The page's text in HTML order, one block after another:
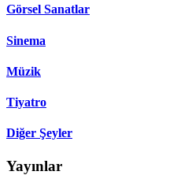
Görsel Sanatlar
Sinema
Müzik
Tiyatro
Diğer Şeyler
Yayınlar